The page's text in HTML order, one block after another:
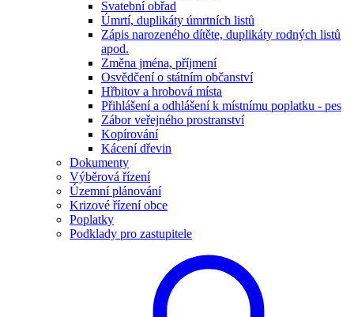
Svatební obřad
Úmrtí, duplikáty úmrtních listů
Zápis narozeného dítěte, duplikáty rodných listů
apod.
Změna jména, příjmení
Osvědčení o státním občanství
Hřbitov a hrobová místa
Přihlášení a odhlášení k místnímu poplatku - pes
Zábor veřejného prostranství
Kopírování
Kácení dřevin
Dokumenty
Výběrová řízení
Územní plánování
Krizové řízení obce
Poplatky
Podklady pro zastupitele